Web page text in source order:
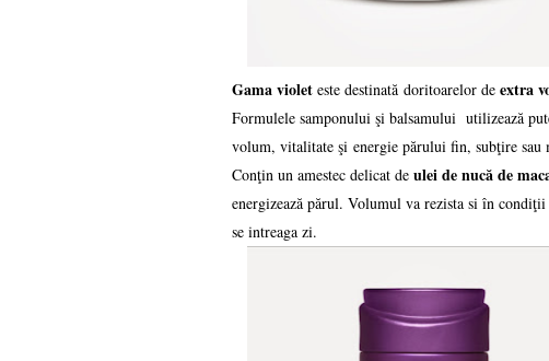
Gama violet este destinată doritoarelor de extra
Formulele samponului şi balsamului utilizează
volum, vitalitate şi energie părului fin, subţire sau
Conţin un amestec delicat de ulei de nucă de
energizează părul. Volumul va rezista si în
se intreaga zi.